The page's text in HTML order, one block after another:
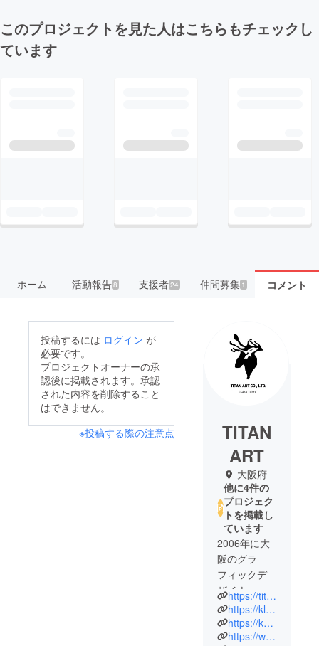
このプロジェクトを見た人はこちらもチェックし
ています
ホーム 活動報告8 支援者24 仲間募集 1 コメント
投稿するには ログイン が
必要です。
プロジェクトオーナーの承
認後に掲載されます。承認
された内容を削除すること
はできません。
※投稿する際の注意点
TITAN
ART
大阪府
他に4件の
プロジェク
トを掲載し
ています
2006年に大
阪のグラ
フィックデ
ザイナー集
団によって
創設された
クリエイ
https://titan-art.com/
https://klonklonklon.com/
https://kuronos96.com/
https://www.instagram.com/klon_klon_klon/